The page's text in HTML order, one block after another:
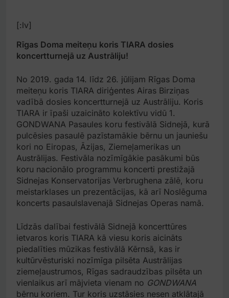
[:lv]
Rīgas Doma meiteņu koris TIARA dosies
koncertturnejā uz Austrāliju!
No 2019. gada 14. līdz 26. jūlijam Rīgas Doma
meiteņu koris TIARA diriģentes Airas Birziņas
vadībā dosies koncertturnejā uz Austrāliju. Koris
TIARA ir īpaši uzaicināto kolektīvu vidū 1.
GONDWANA Pasaules koru festivālā Sidnejā, kurā
pulcēsies pasaulē pazīstamākie bērnu un jauniešu
kori no Eiropas, Āzijas, Ziemeļamerikas un
Austrālijas. Festivāla nozīmīgākie pasākumi būs
koru nacionālo programmu koncerti prestižajā
Sidnejas Konservatorijas Verbrughena zālē, koru
meistarklases un prezentācijas, kā arī Noslēguma
koncerts pasaulslavenajā Sidnejas Operas namā.
Līdzās dalībai festivālā Sidnejā koncerttūres
ietvaros koris TIARA kā viesu koris aicināts
piedalīties mūzikas festivālā Kērnsā, kas ir
kultūrvēsturiski nozīmīga pilsēta Austrālijas
ziemeļaustrumos, Rīgas sadraudzības pilsēta un
vienlaikus arī mājvieta vienam no GONDWANA
bērnu koriem. Tur koris uzstāsies nesen atklātajā